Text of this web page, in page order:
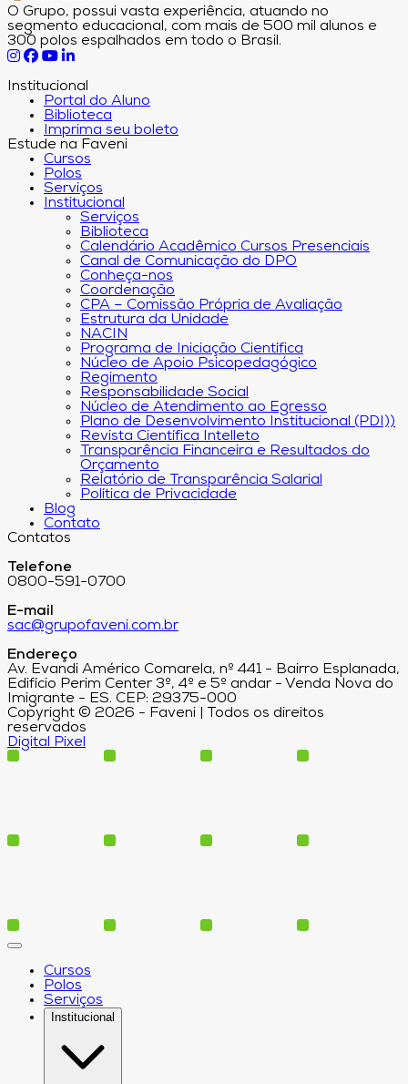
O Grupo, possui vasta experiência, atuando no
segmento educacional, com mais de 500 mil alunos e
300 polos espalhados em todo o Brasil.
Institucional
Portal do Aluno
Biblioteca
Imprima seu boleto
Estude na Faveni
Cursos
Polos
Serviços
Institucional
Serviços
Biblioteca
Calendário Acadêmico Cursos Presenciais
Canal de Comunicação do DPO
Conheça-nos
Coordenação
CPA – Comissão Própria de Avaliação
Estrutura da Unidade
NACIN
Programa de Iniciação Científica
Núcleo de Apoio Psicopedagógico
Regimento
Responsabilidade Social
Núcleo de Atendimento ao Egresso
Plano de Desenvolvimento Institucional (PDI))
Revista Científica Intelleto
Transparência Financeira e Resultados do
Orçamento
Relatório de Transparência Salarial
Política de Privacidade
Blog
Contato
Contatos
Telefone
0800-591-0700
E-mail
sac@grupofaveni.com.br
Endereço
Av. Evandi Américo Comarela, nº 441 - Bairro Esplanada,
Edifício Perim Center 3º, 4º e 5º andar - Venda Nova do
Imigrante - ES. CEP: 29375-000
Copyright © 2026 - Faveni | Todos os direitos
reservados
Digital Pixel
Cursos
Polos
Serviços
Institucional